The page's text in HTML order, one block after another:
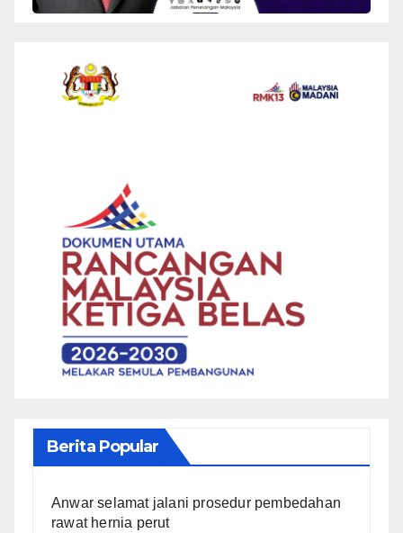
Berita Popular
Anwar selamat jalani prosedur pembedahan
rawat hernia perut